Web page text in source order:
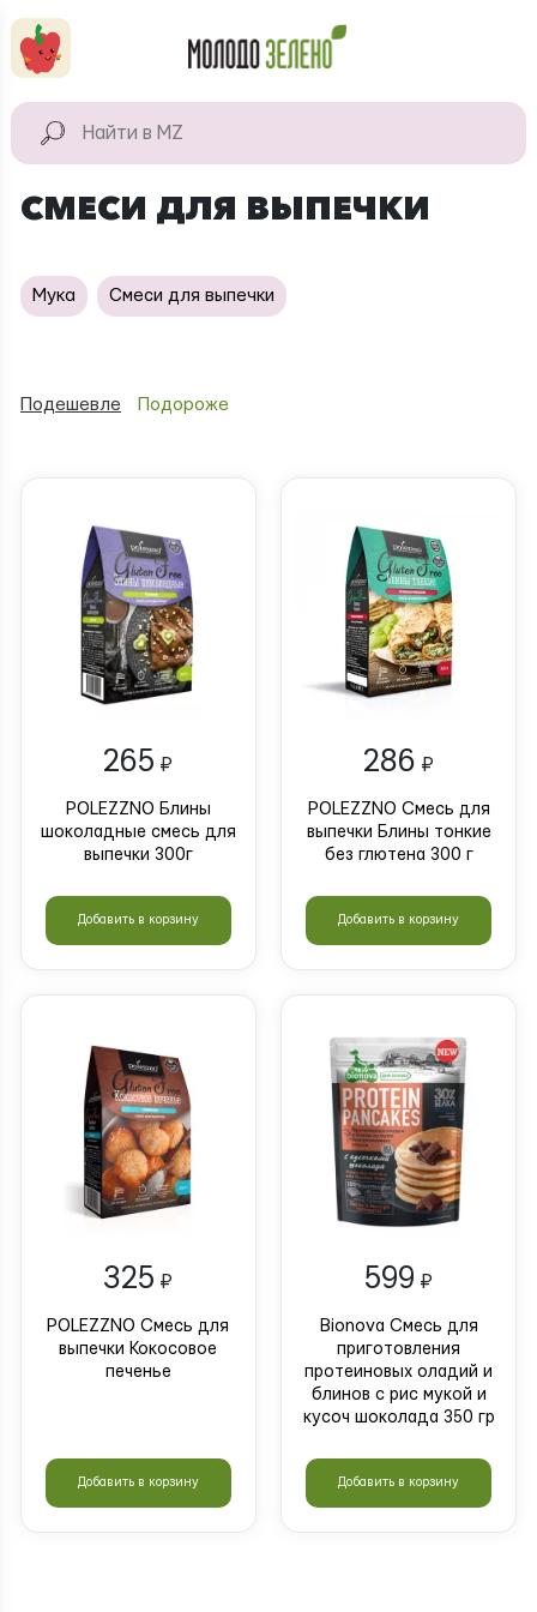
КАТАЛОГ
продукты
Натуральная
СМЕСИ ДЛЯ ВЫПЕЧКИ
Мука Смеси для выпечки
Подешевле Подороже
265 ₽
POLEZZNO Блины
шоколадные смесь для
выпечки 300г
Добавить в корзину
286 ₽
POLEZZNO Смесь для
выпечки Блины тонкие
без глютена 300 г
Добавить в корзину
325 ₽
POLEZZNO Смесь для
выпечки Кокосовое
печенье
Добавить в корзину
599 ₽
Bionova Смесь для
приготовления
протеиновых оладий и
блинов с рис мукой и
кусоч шоколада 350 гр
Добавить в корзину